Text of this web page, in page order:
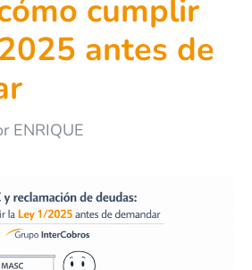
cumplir
antes de
ENRIQUE